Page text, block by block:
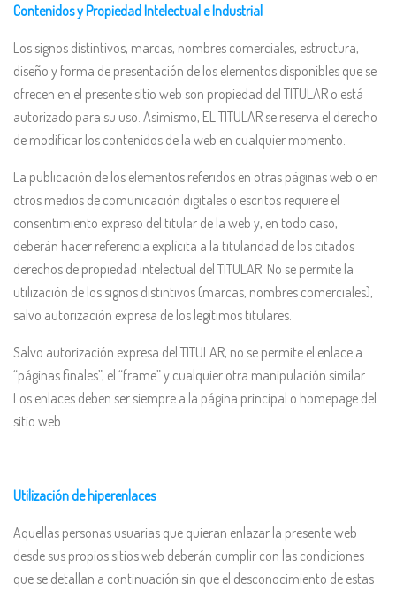
Contenidos y Propiedad Intelectual e Industrial
Los signos distintivos, marcas, nombres comerciales, estructura,
diseño y forma de presentación de los elementos disponibles que se
ofrecen en el presente sitio web son propiedad del TITULAR o está
autorizado para su uso. Asimismo, EL TITULAR se reserva el derecho
de modificar los contenidos de la web en cualquier momento.
La publicación de los elementos referidos en otras páginas web o en
otros medios de comunicación digitales o escritos requiere el
consentimiento expreso del titular de la web y, en todo caso,
deberán hacer referencia explícita a la titularidad de los citados
derechos de propiedad intelectual del TITULAR. No se permite la
utilización de los signos distintivos (marcas, nombres comerciales),
salvo autorización expresa de los legítimos titulares.
Salvo autorización expresa del TITULAR, no se permite el enlace a
“páginas finales”, el “frame” y cualquier otra manipulación similar.
Los enlaces deben ser siempre a la página principal o homepage del
sitio web.
Utilización de hiperenlaces
Aquellas personas usuarias que quieran enlazar la presente web
desde sus propios sitios web deberán cumplir con las condiciones
que se detallan a continuación sin que el desconocimiento de estas